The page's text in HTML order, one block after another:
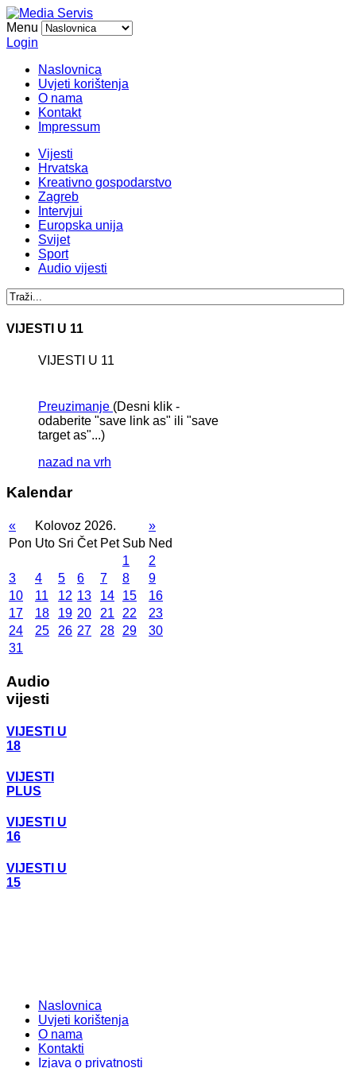
Menu
Login
Naslovnica
Uvjeti korištenja
O nama
Kontakt
Impressum
Vijesti
Hrvatska
Kreativno gospodarstvo
Zagreb
Intervjui
Europska unija
Svijet
Sport
Audio vijesti
VIJESTI U 11
VIJESTI U 11
Preuzimanje (Desni klik -
odaberite "save link as" ili "save
target as"...)
nazad na vrh
Kalendar
« Kolovoz 2026.
»
Pon Uto Sri Čet Pet Sub Ned
1
2
3
4 5 6 7 8
9
10
11 12 13 14 15
16
17
18 19 20 21 22
23
24
25 26 27 28 29
30
31
Audio
vijesti
VIJESTI U
18
VIJESTI
PLUS
VIJESTI U
16
VIJESTI U
15
Naslovnica
Uvjeti korištenja
O nama
Kontakti
Izjava o privatnosti